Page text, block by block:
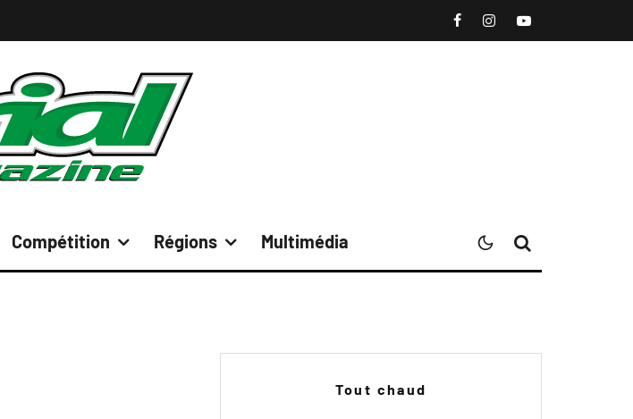
Compétition Régions Multimédia
Tout chaud